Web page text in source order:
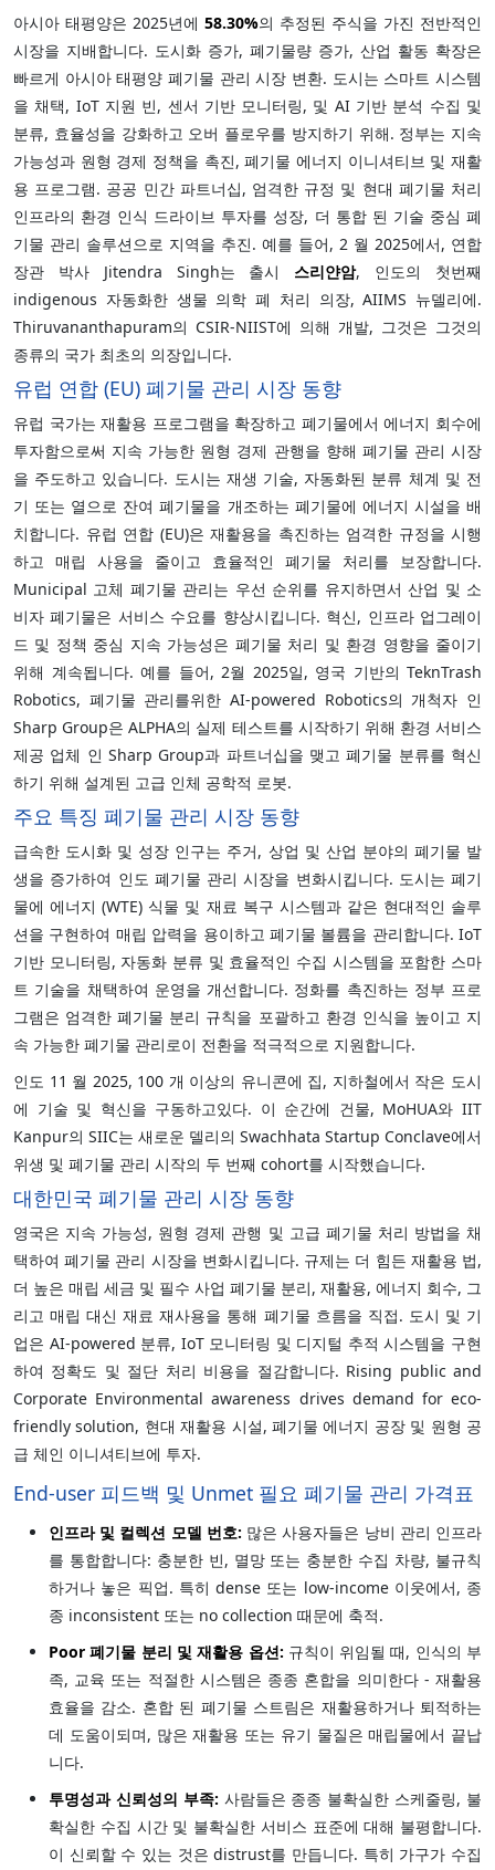
아시아 태평양은 2025년에 58.30%의 추정된 주식을 가진 전반적인
시장을 지배합니다. 도시화 증가, 폐기물량 증가, 산업 활동 확장은
빠르게 아시아 태평양 폐기물 관리 시장 변환. 도시는 스마트 시스템
을 채택, IoT 지원 빈, 센서 기반 모니터링, 및 AI 기반 분석 수집 및
분류, 효율성을 강화하고 오버 플로우를 방지하기 위해. 정부는 지속
가능성과 원형 경제 정책을 촉진, 폐기물 에너지 이니셔티브 및 재활
용 프로그램. 공공 민간 파트너십, 엄격한 규정 및 현대 폐기물 처리
인프라의 환경 인식 드라이브 투자를 성장, 더 통합 된 기술 중심 폐
기물 관리 솔루션으로 지역을 추진. 예를 들어, 2 월 2025에서, 연합
장관 박사 Jitendra Singh는 출시 스리얀암, 인도의 첫번째
indigenous 자동화한 생물 의학 폐 처리 의장, AIIMS 뉴델리에.
Thiruvananthapuram의 CSIR-NIIST에 의해 개발, 그것은 그것의
종류의 국가 최초의 의장입니다.
유럽 연합 (EU) 폐기물 관리 시장 동향
유럽 국가는 재활용 프로그램을 확장하고 폐기물에서 에너지 회수에
투자함으로써 지속 가능한 원형 경제 관행을 향해 폐기물 관리 시장
을 주도하고 있습니다. 도시는 재생 기술, 자동화된 분류 체계 및 전
기 또는 열으로 잔여 폐기물을 개조하는 폐기물에 에너지 시설을 배
치합니다. 유럽 연합 (EU)은 재활용을 촉진하는 엄격한 규정을 시행
하고 매립 사용을 줄이고 효율적인 폐기물 처리를 보장합니다.
Municipal 고체 폐기물 관리는 우선 순위를 유지하면서 산업 및 소
비자 폐기물은 서비스 수요를 향상시킵니다. 혁신, 인프라 업그레이
드 및 정책 중심 지속 가능성은 폐기물 처리 및 환경 영향을 줄이기
위해 계속됩니다. 예를 들어, 2월 2025일, 영국 기반의 TeknTrash
Robotics, 폐기물 관리를위한 AI-powered Robotics의 개척자 인
Sharp Group은 ALPHA의 실제 테스트를 시작하기 위해 환경 서비스
제공 업체 인 Sharp Group과 파트너십을 맺고 폐기물 분류를 혁신
하기 위해 설계된 고급 인체 공학적 로봇.
주요 특징 폐기물 관리 시장 동향
급속한 도시화 및 성장 인구는 주거, 상업 및 산업 분야의 폐기물 발
생을 증가하여 인도 폐기물 관리 시장을 변화시킵니다. 도시는 폐기
물에 에너지 (WTE) 식물 및 재료 복구 시스템과 같은 현대적인 솔루
션을 구현하여 매립 압력을 용이하고 폐기물 볼륨을 관리합니다. IoT
기반 모니터링, 자동화 분류 및 효율적인 수집 시스템을 포함한 스마
트 기술을 채택하여 운영을 개선합니다. 정화를 촉진하는 정부 프로
그램은 엄격한 폐기물 분리 규칙을 포괄하고 환경 인식을 높이고 지
속 가능한 폐기물 관리로이 전환을 적극적으로 지원합니다.
인도 11 월 2025, 100 개 이상의 유니콘에 집, 지하철에서 작은 도시
에 기술 및 혁신을 구동하고있다. 이 순간에 건물, MoHUA와 IIT
Kanpur의 SIIC는 새로운 델리의 Swachhata Startup Conclave에서
위생 및 폐기물 관리 시작의 두 번째 cohort를 시작했습니다.
대한민국 폐기물 관리 시장 동향
영국은 지속 가능성, 원형 경제 관행 및 고급 폐기물 처리 방법을 채
택하여 폐기물 관리 시장을 변화시킵니다. 규제는 더 힘든 재활용 법,
더 높은 매립 세금 및 필수 사업 폐기물 분리, 재활용, 에너지 회수, 그
리고 매립 대신 재료 재사용을 통해 폐기물 흐름을 직접. 도시 및 기
업은 AI-powered 분류, IoT 모니터링 및 디지털 추적 시스템을 구현
하여 정확도 및 절단 처리 비용을 절감합니다. Rising public and
Corporate Environmental awareness drives demand for eco-
friendly solution, 현대 재활용 시설, 폐기물 에너지 공장 및 원형 공
급 체인 이니셔티브에 투자.
End-user 피드백 및 Unmet 필요 폐기물 관리 가격표
인프라 및 컬렉션 모델 번호: 많은 사용자들은 낭비 관리 인프라
를 통합합니다: 충분한 빈, 멸망 또는 충분한 수집 차량, 불규칙
하거나 놓은 픽업. 특히 dense 또는 low-income 이웃에서, 종
종 inconsistent 또는 no collection 때문에 축적.
Poor 폐기물 분리 및 재활용 옵션: 규칙이 위임될 때, 인식의 부
족, 교육 또는 적절한 시스템은 종종 혼합을 의미한다 - 재활용
효율을 감소. 혼합 된 폐기물 스트림은 재활용하거나 퇴적하는
데 도움이되며, 많은 재활용 또는 유기 물질은 매립물에서 끝납
니다.
투명성과 신뢰성의 부족: 사람들은 종종 불확실한 스케줄링, 불
확실한 수집 시간 및 불확실한 서비스 표준에 대해 불평합니다.
이 신뢰할 수 있는 것은 distrust를 만듭니다. 특히 가구가 수집